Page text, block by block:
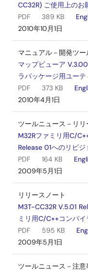
CC32R) ご使用上のお
PDF
389 KB
2010年10月1日
マニュアル－開発ツー
マップビューア
ラパッケージ用ユー
PDF
373 KB
2010年4月1日
ツールニュース－リリ
M32Rファミリ用C/
Release 01へのリビ
PDF
164 KB
2009年5月1日
リリースノート
M3T-CC32R V.5.01
ミリ用C/C++コンパ
PDF
595 KB
2009年5月1日
ツールニュース－注意